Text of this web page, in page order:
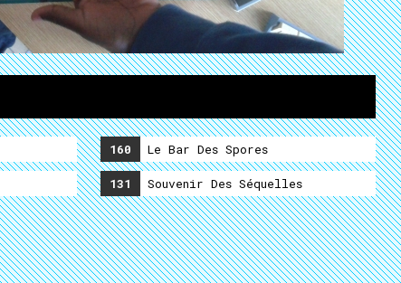
160 Le Bar Des Spores
131 Souvenir Des Séquelles